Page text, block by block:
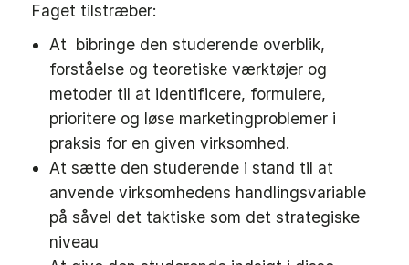
Faget tilstræber:
At bibringe den studerende overblik,
forståelse og teoretiske værktøjer og
metoder til at identificere, formulere,
prioritere og løse marketingproblemer i
praksis for en given virksomhed.
At sætte den studerende i stand til at
anvende virksomhedens handlingsvariable
på såvel det taktiske som det strategiske
niveau